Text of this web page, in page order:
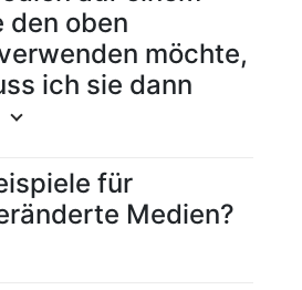
den oben
möchte,
ich sie dann
für
Medien?